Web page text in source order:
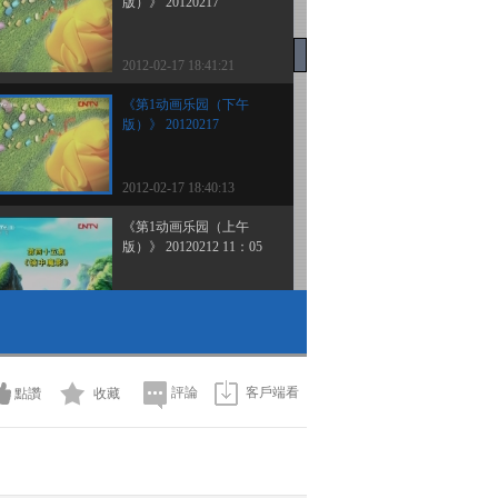
2012-02-17 18:41:21
《第1动画乐园（下午
版）》 20120217
2012-02-17 18:40:13
《第1动画乐园（上午
版）》 20120212 11：05
2012-02-12 12:13:59
版）》 20120212 09：23
點讚 收藏 評論 客戶端看